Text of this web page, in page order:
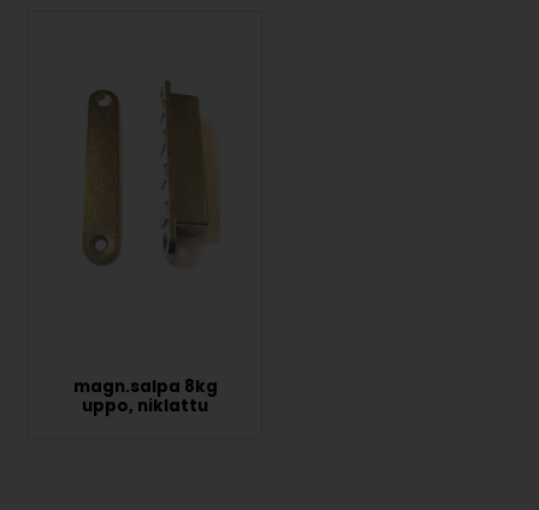
magn.salpa 8kg
uppo, niklattu